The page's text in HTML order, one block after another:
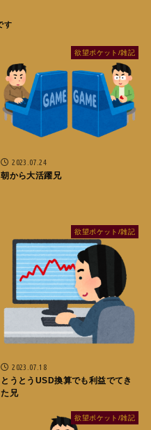
欲望ポケット/雑記
2023.07.24
朝から大活躍兄
欲望ポケット/雑記
2023.07.18
とうとうUSD換算でも利益でてき
た兄
欲望ポケット/雑記